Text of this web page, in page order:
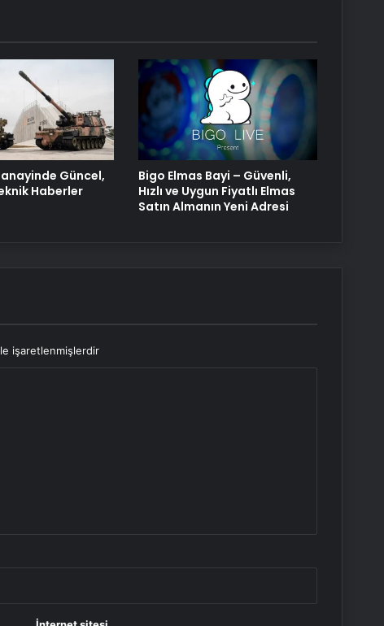
Güncel,
Haberler
Bigo Elmas Bayi – Güvenli,
Hızlı ve Uygun Fiyatlı Elmas
Satın Almanın Yeni Adresi
işaretlenmişlerdir